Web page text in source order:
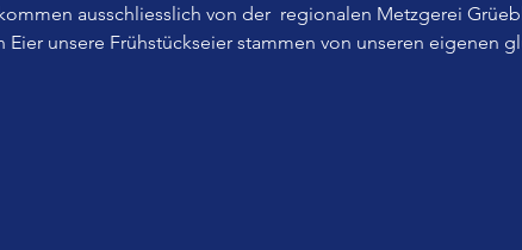
ausschliesslich von der  regionalen Metzgerei
Eier unsere Frühstückseier stammen von unseren eigenen